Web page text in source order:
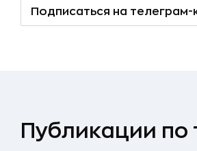
Подписаться на телеграм-
Публикации по